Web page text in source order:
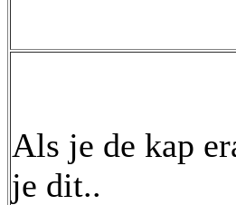
Als je de kap
je dit..